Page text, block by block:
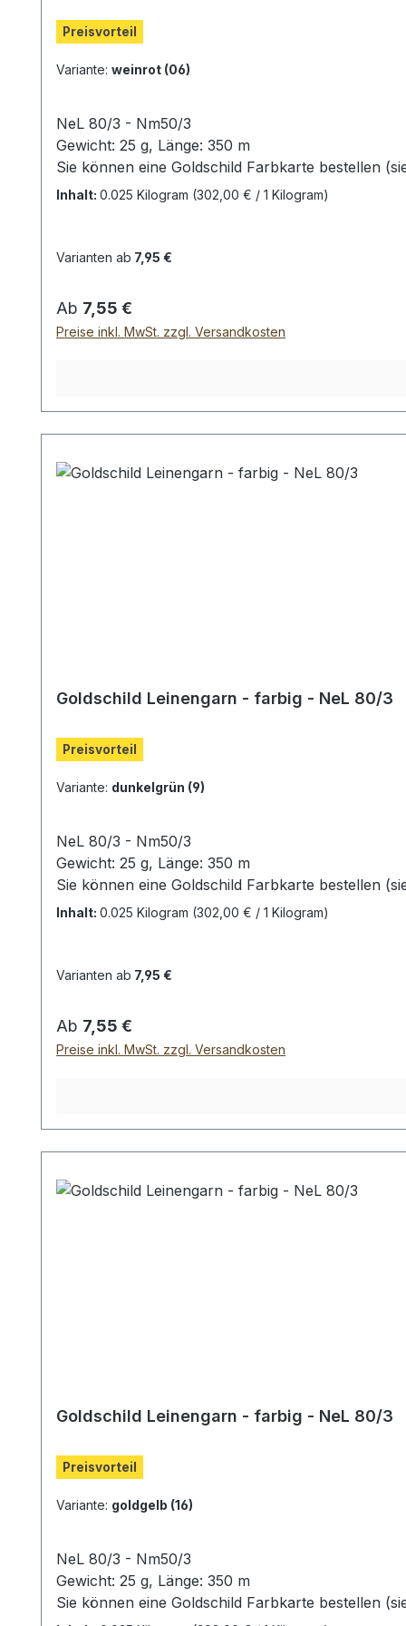
Preisvorteil
Variante: weinrot (06)
NeL 80/3 - Nm50/3
Gewicht: 25 g, Länge: 350 m
Sie können eine Goldschild Farbkarte bestellen
(Leider ist eine originalgetreue Darstellung der
Inhalt: 0.025 Kilogram (302,00 € / 1 Kilogram)
Varianten ab 7,95 €
Regulärer Preis:
Ab 7,55 €
Preise inkl. MwSt. zzgl. Versandkosten
Goldschild Leinengarn - farbig - NeL 80/3
Preisvorteil
Variante: dunkelgrün (9)
NeL 80/3 - Nm50/3
Gewicht: 25 g, Länge: 350 m
Sie können eine Goldschild Farbkarte bestellen
(Leider ist eine originalgetreue Darstellung der
Inhalt: 0.025 Kilogram (302,00 € / 1 Kilogram)
Varianten ab 7,95 €
Regulärer Preis:
Ab 7,55 €
Preise inkl. MwSt. zzgl. Versandkosten
Goldschild Leinengarn - farbig - NeL 80/3
Preisvorteil
Variante: goldgelb (16)
NeL 80/3 - Nm50/3
Gewicht: 25 g, Länge: 350 m
Sie können eine Goldschild Farbkarte bestellen